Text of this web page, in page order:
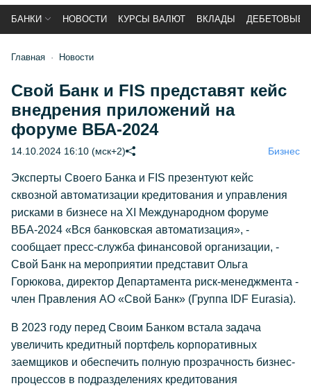
БАНКИ НОВОСТИ КУРСЫ ВАЛЮТ ВКЛАДЫ ДЕБЕТОВЫЕ
Главная Новости
Свой Банк и FIS представят кейс
внедрения приложений на
форуме ВБА-2024
14.10.2024 16:10 (мск+2) Бизнес
Эксперты Своего Банка и FIS презентуют кейс
сквозной автоматизации кредитования и управления
рисками в бизнесе на XI Международном форуме
ВБА-2024 «Вся банковская автоматизация», -
сообщает пресс-служба финансовой организации, -
Свой Банк на мероприятии представит Ольга
Горюкова, директор Департамента риск-менеджмента -
член Правления АО «Свой Банк» (Группа IDF Eurasia).
В 2023 году перед Своим Банком встала задача
увеличить кредитный портфель корпоративных
заемщиков и обеспечить полную прозрачность бизнес-
процессов в подразделениях кредитования